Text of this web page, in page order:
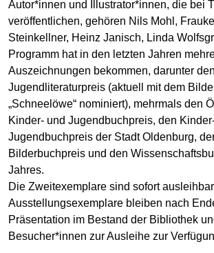
Autor*innen und Illustrator*innen, die bei
veröffentlichen, gehören Nils Mohl,
Steinkellner, Heinz Janisch, Linda
Programm hat in den letzten Jahren
Auszeichnungen bekommen, darunter
Jugendliteraturpreis (aktuell mit dem
„Schneelöwe“ nominiert), mehrmals den
Kinder- und Jugendbuchpreis, den
Jugendbuchpreis der Stadt Oldenburg,
Bilderbuchpreis und den
Jahres.
Die Zweitexemplare sind sofort
Ausstellungsexemplare bleiben nach
Präsentation im Bestand der Bibliothek
Besucher*innen zur Ausleihe zur